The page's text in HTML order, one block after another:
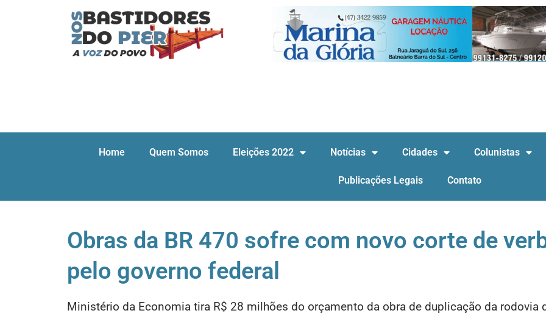
Home Quem Somos Eleições 2022 Notícias Cidades Colunistas
Publicações Legais Contato
Obras da BR 470 sofre com novo corte de
pelo governo federal
Ministério da Economia tira R$ 28 milhões do orçamento da obra de duplicação da rodovia